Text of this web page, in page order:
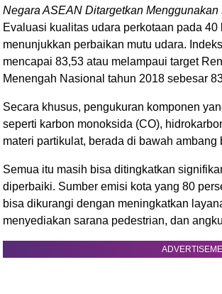
Negara ASEAN Ditargetkan Menggunakan
Evaluasi kualitas udara perkotaan pada 40
menunjukkan perbaikan mutu udara.
mencapai 83,53 atau melampaui target
Menengah Nasional tahun 2018 sebesar
Secara khusus, pengukuran komponen
seperti karbon monoksida (CO),
materi partikulat, berada di bawah ambang
Semua itu masih bisa ditingkatkan
diperbaiki. Sumber emisi kota yang 80
bisa dikurangi dengan meningkatkan
menyediakan sarana pedestrian, dan